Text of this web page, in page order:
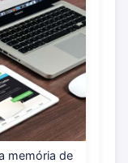
memória de